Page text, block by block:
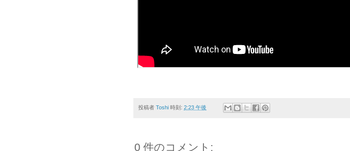
投稿者 Toshi 時刻: 2:23 午後
0 件のコメント: